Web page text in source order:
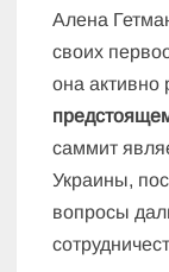
Алена
своих
она активно
саммит
Украины,
вопросы